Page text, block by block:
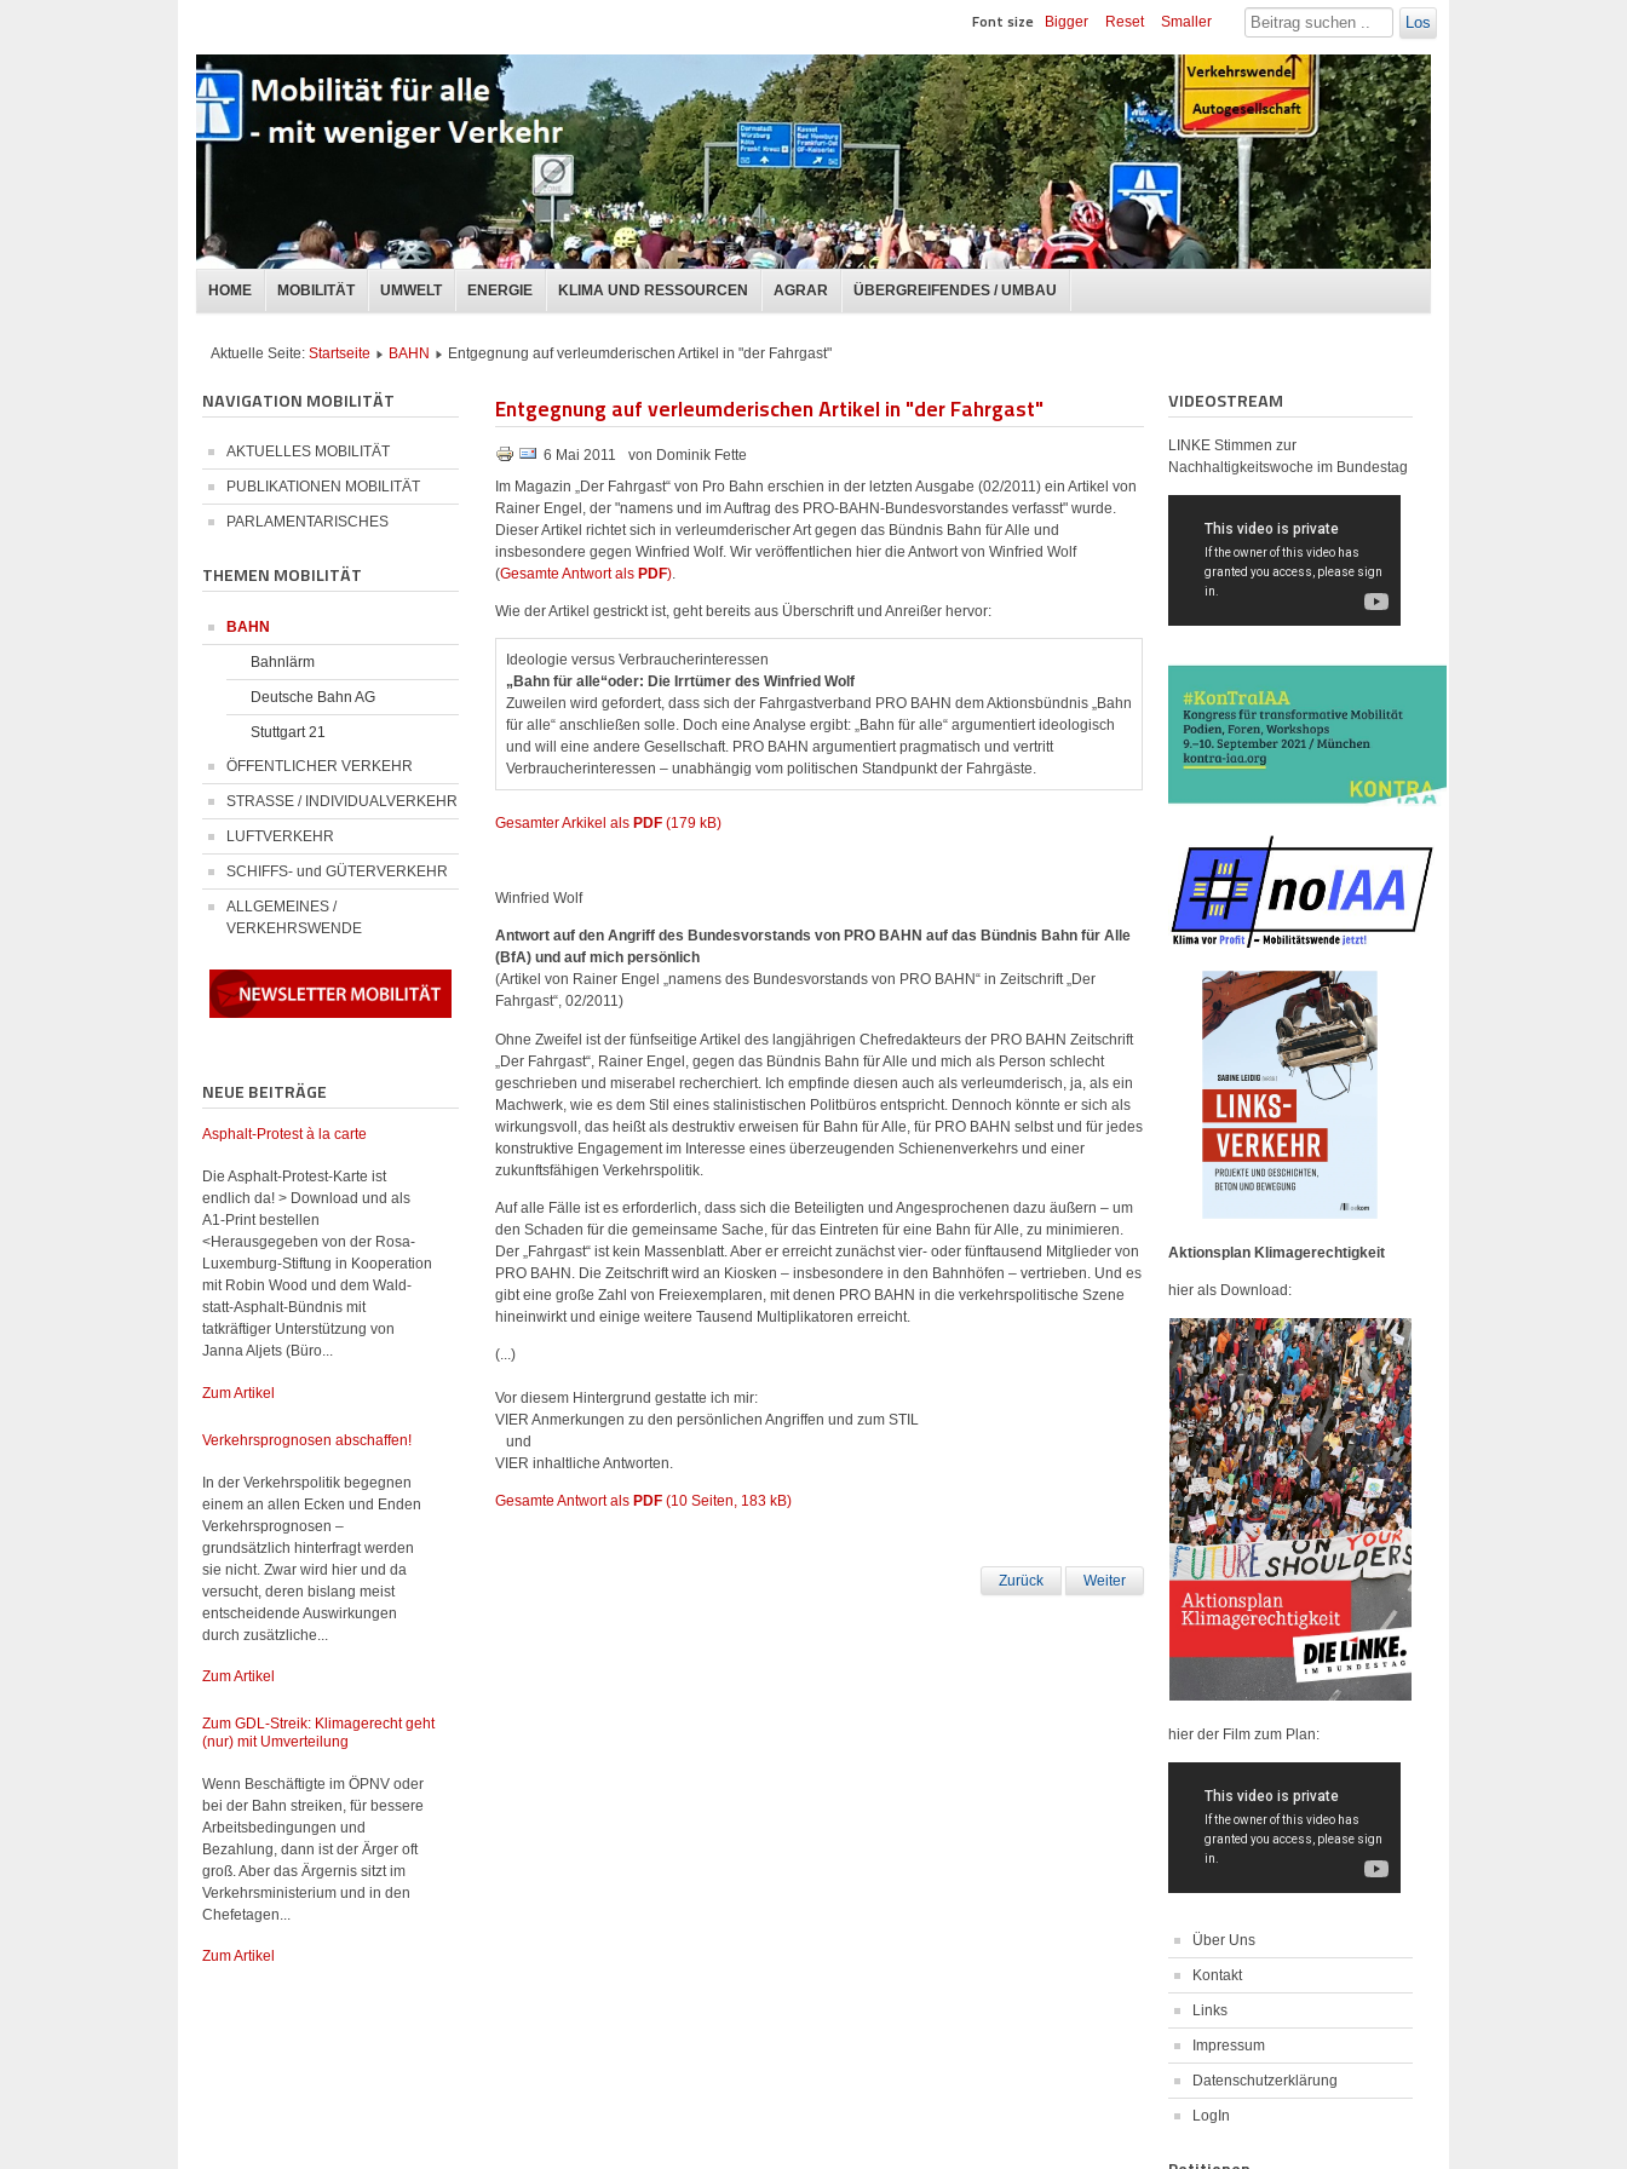
HOME MOBILITÄT UMWELT ENERGIE KLIMA UND RESSOURCEN AGRAR ÜBERGREIFENDES / UMBAU
Font size Bigger Reset Smaller Los
Aktuelle Seite: Startseite BAHN Entgegnung auf verleumderischen Artikel in "der Fahrgast"
NAVIGATION MOBILITÄT
AKTUELLES MOBILITÄT
PUBLIKATIONEN MOBILITÄT
PARLAMENTARISCHES
THEMEN MOBILITÄT
BAHN
Bahnlärm
Deutsche Bahn AG
Stuttgart 21
ÖFFENTLICHER VERKEHR
STRASSE / INDIVIDUALVERKEHR
LUFTVERKEHR
SCHIFFS- und GÜTERVERKEHR
ALLGEMEINES /
VERKEHRSWENDE
NEUE BEITRÄGE
Asphalt-Protest à la carte
Die Asphalt-Protest-Karte ist
endlich da! > Download und als
A1-Print bestellen
<Herausgegeben von der Rosa-
Luxemburg-Stiftung in Kooperation
mit Robin Wood und dem Wald-
statt-Asphalt-Bündnis mit
tatkräftiger Unterstützung von
Janna Aljets (Büro...
Zum Artikel
Verkehrsprognosen abschaffen!
In der Verkehrspolitik begegnen
einem an allen Ecken und Enden
Verkehrsprognosen –
grundsätzlich hinterfragt werden
sie nicht. Zwar wird hier und da
versucht, deren bislang meist
entscheidende Auswirkungen
durch zusätzliche...
Zum Artikel
Zum GDL-Streik: Klimagerecht geht
(nur) mit Umverteilung
Wenn Beschäftigte im ÖPNV oder
bei der Bahn streiken, für bessere
Arbeitsbedingungen und
Bezahlung, dann ist der Ärger oft
groß. Aber das Ärgernis sitzt im
Verkehrsministerium und in den
Chefetagen...
Zum Artikel
Entgegnung auf verleumderischen Artikel in "der Fahrgast"
6 Mai 2011
von Dominik Fette
Im Magazin „Der Fahrgast“ von Pro Bahn erschien in der letzten Ausgabe (02/2011) ein Artikel von
Rainer Engel, der "namens und im Auftrag des PRO-BAHN-Bundesvorstandes verfasst" wurde.
Dieser Artikel richtet sich in verleumderischer Art gegen das Bündnis Bahn für Alle und
insbesondere gegen Winfried Wolf. Wir veröffentlichen hier die Antwort von Winfried Wolf
(Gesamte Antwort alsPDF)
Wie der Artikel gestrickt ist, geht bereits aus Überschrift und Anreißer hervor:
Ideologie versus Verbraucherinteressen
„Bahn für alle“oder: Die Irrtümer des Winfried Wolf
Zuweilen wird gefordert, dass sich der Fahrgastverband PRO BAHN dem Aktionsbündnis „Bahn
für alle“ anschließen solle. Doch eine Analyse ergibt: „Bahn für alle“ argumentiert ideologisch
und will eine andere Gesellschaft. PRO BAHN argumentiert pragmatisch und vertritt
Verbraucherinteressen – unabhängig vom politischen Standpunkt der Fahrgäste.
Gesamter Arkikel als PDF (179 kB)
Winfried Wolf
Antwort auf den Angriff des Bundesvorstands von PRO BAHN auf das Bündnis Bahn für Alle
(BfA) und auf mich persönlich
(Artikel von Rainer Engel „namens des Bundesvorstands von PRO BAHN“ in Zeitschrift „Der
Fahrgast“, 02/2011)
Ohne Zweifel ist der fünfseitige Artikel des langjährigen Chefredakteurs der PRO BAHN Zeitschrift
„Der Fahrgast“, Rainer Engel, gegen das Bündnis Bahn für Alle und mich als Person schlecht
geschrieben und miserabel recherchiert. Ich empfinde diesen auch als verleumderisch, ja, als ein
Machwerk, wie es dem Stil eines stalinistischen Politbüros entspricht. Dennoch könnte er sich als
wirkungsvoll, das heißt als destruktiv erweisen für Bahn für Alle, für PRO BAHN selbst und für jedes
konstruktive Engagement im Interesse eines überzeugenden Schienenverkehrs und einer
zukunftsfähigen Verkehrspolitik.
Auf alle Fälle ist es erforderlich, dass sich die Beteiligten und Angesprochenen dazu äußern – um
den Schaden für die gemeinsame Sache, für das Eintreten für eine Bahn für Alle, zu minimieren.
Der „Fahrgast“ ist kein Massenblatt. Aber er erreicht zunächst vier-­ oder fünftausend Mitglieder von
PRO BAHN. Die Zeitschrift wird an Kiosken – insbesondere in den Bahnhöfen – vertrieben. Und es
gibt eine große Zahl von Freiexemplaren, mit denen PRO BAHN in die verkehrspolitische Szene
hineinwirkt und einige weitere Tausend Multiplikatoren erreicht.
(...)
Vor diesem Hintergrund gestatte ich mir:
VIER Anmerkungen zu den persönlichen Angriffen und zum STIL
und
VIER inhaltliche Antworten.
Gesamte Antwort als PDF (10 Seiten, 183 kB)
Zurück Weiter
VIDEOSTREAM
LINKE Stimmen zur
Nachhaltigkeitswoche im Bundestag
Aktionsplan Klimagerechtigkeit
hier als Download:
hier der Film zum Plan:
Über Uns
Kontakt
Links
Impressum
Datenschutzerklärung
LogIn